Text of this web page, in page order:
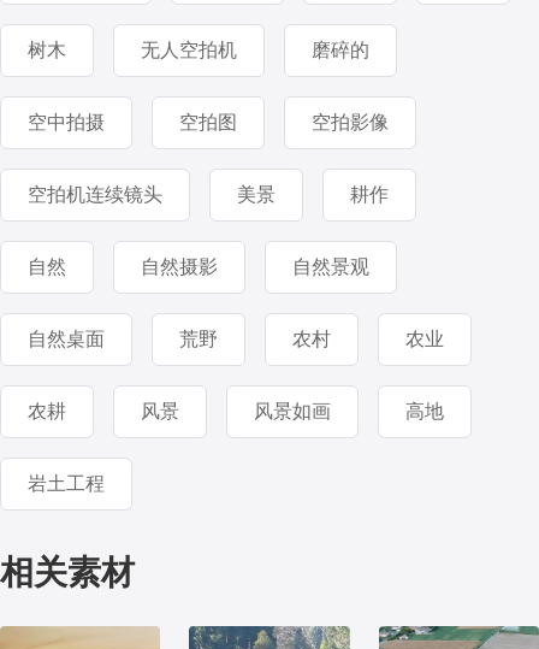
树木 无人空拍机 磨碎的
空中拍摄 空拍图 空拍影像
空拍机连续镜头 美景 耕作
自然 自然摄影 自然景观
自然桌面 荒野 农村 农业
农耕 风景 风景如画 高地
岩土工程
相关素材